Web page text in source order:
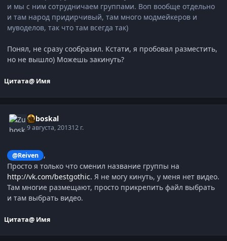
и мы с ним сотрудничаем группами. Воп вообще отдельно
и там народ придирчивый, там много модмейкеров и
муводелов, так что там всегда так)
Понял, не сразу сообразил. Кстати, я пробовал разместить,
но не вышло) Можешь закинуть?
Цитата@ Имя
Zuboskal
9 августа, 201312 г.
@Reiven
,
Просто я только что сменил название группы на
http://vk.com/bestgothic. Я не могу кинуть, у меня нет видео.
Там многие размещают, просто прикрепить файл выбрать
и там выбрать видео.
Цитата@ Имя